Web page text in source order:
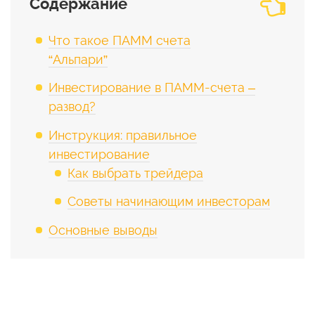
Содержание
Что такое ПАММ счета
“Альпари”
Инвестирование в ПАММ-счета –
развод?
Инструкция: правильное
инвестирование
Как выбрать трейдера
Советы начинающим инвесторам
Основные выводы